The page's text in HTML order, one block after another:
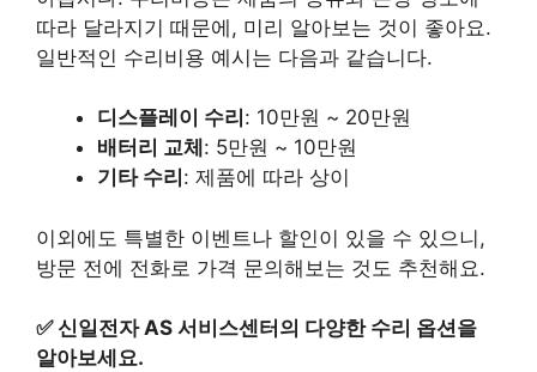
따라 달라지기 때문에, 미리 알아보는 것이 좋아요.
일반적인 수리비용 예시는 다음과 같습니다.
디스플레이 수리 : 10만원 ~ 20만원
배터리 교체 : 5만원 ~ 10만원
기타 수리 : 제품에 따라 상이
이외에도 특별한 이벤트나 할인이 있을 수 있으니,
방문 전에 전화로 가격 문의해보는 것도 추천해요.
✅신일전자 AS 서비스센터의 다양한 수리 옵션을
알아보세요.